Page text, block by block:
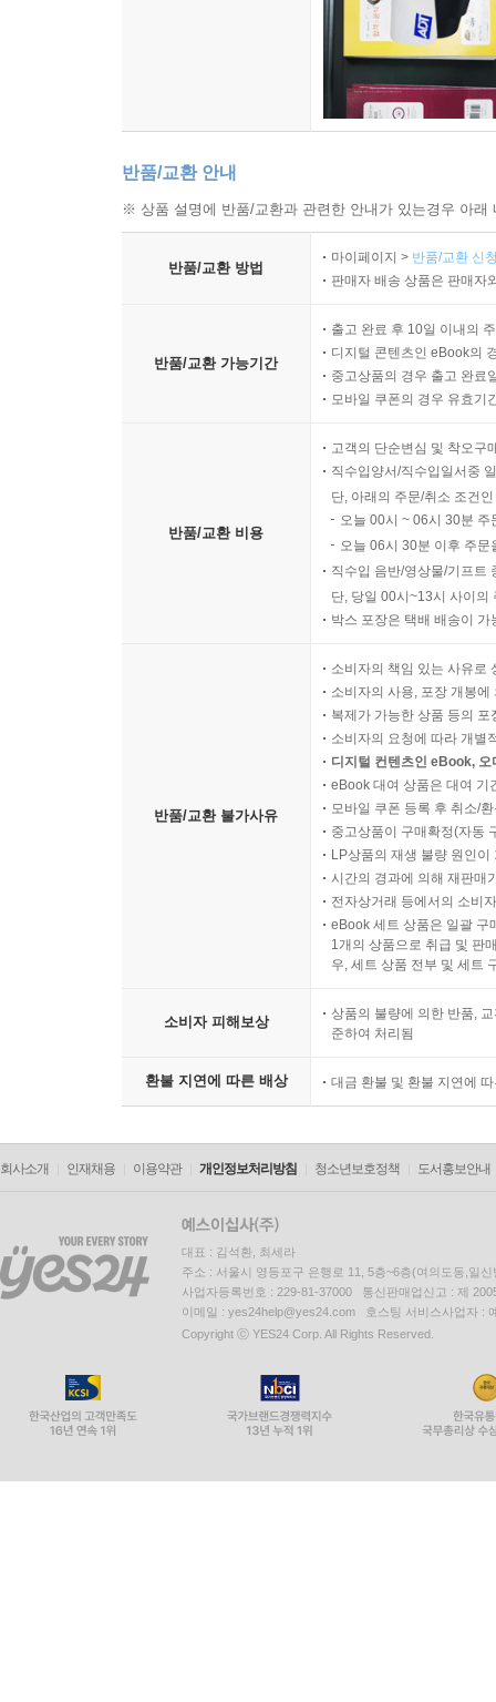
반품/교환 안내
※ 상품 설명에 반품/교환과 관련한 안내가 있는경우 아
반품/교환 방법
마이페이지 > 반품/교환 신
판매자 배송 상품은 판매자
반품/교환 가능기간
출고 완료 후 10일 이내의
디지털 콘텐츠인 eBook의
중고상품의 경우 출고 완료
모바일 쿠폰의 경우 유효기
반품/교환 비용
고객의 단순변심 및 착오구
직수입양서/직수입일서중
단, 아래의 주문/취소 조건
오늘 00시 ~ 06시 30분
오늘 06시 30분 이후 주
직수입 음반/영상물/기프트
단, 당일 00시~13시 사이의
박스 포장은 택배 배송이
반품/교환 불가사유
소비자의 책임 있는 사유로
소비자의 사용, 포장 개봉
복제가 가능한 상품 등의
소비자의 요청에 따라 개별
디지털 컨텐츠인 eBook,
eBook 대여 상품은 대여 기
모바일 쿠폰 등록 후 취소/
중고상품이 구매확정(자동
LP상품의 재생 불량 원인
시간의 경과에 의해 재판매
전자상거래 등에서의 소비
eBook 세트 상품은 일괄 구
1개의 상품으로 취급 및 판
우, 세트 상품 전부 및 세트
소비자 피해보상
상품의 불량에 의한 반품,
준하여 처리됨
환불 지연에 따른 배상 대금 환불 및 환불 지연에
회사소개 인재채용 이용약관 개인정보처리방침 청소년보호정책 도서홍보안내
대표 : 김석환, 최세라
주소 : 서울시 영등포구 은행로 11, 5층~6층(여의도동,일신
사업자등록번호 : 229-81-37000 통신판매업신고 : 제
이메일 : yes24help@yes24.com 호스팅 서비스사업자 :
Copyright ⓒ YES24 Corp. All Rights Reserved.